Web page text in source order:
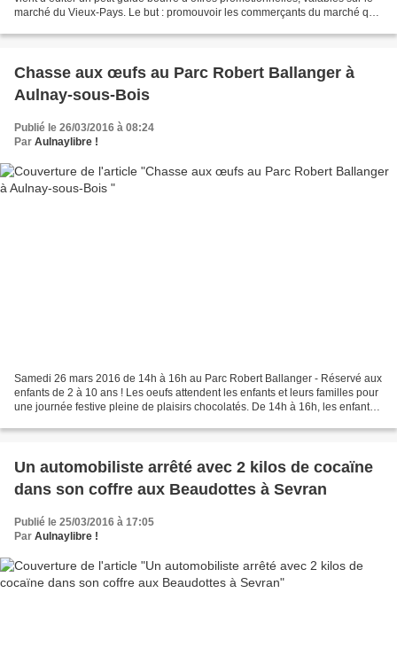
marché du Vieux-Pays. Le but : promouvoir les commerçants du marché qui
Chasse aux œufs au Parc Robert Ballanger à
Aulnay-sous-Bois
Publié le 26/03/2016 à 08:24
Par Aulnaylibre !
Samedi 26 mars 2016 de 14h à 16h au Parc Robert Ballanger - Réservé aux
enfants de 2 à 10 ans ! Les oeufs attendent les enfants et leurs familles pour
une journée festive pleine de plaisirs chocolatés. De 14h à 16h, les enfants,
Un automobiliste arrêté avec 2 kilos de cocaïne
dans son coffre aux Beaudottes à Sevran
Publié le 25/03/2016 à 17:05
Par Aulnaylibre !